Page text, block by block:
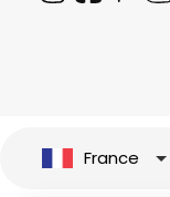
France